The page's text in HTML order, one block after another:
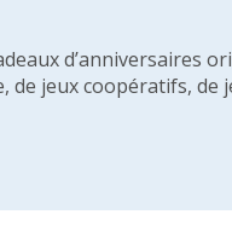
de jeux coopératifs,